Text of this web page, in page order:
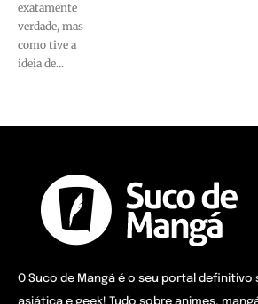
exatamente
verdade, mas
como tive a
ideia de...
O Suco de Mangá é o seu portal